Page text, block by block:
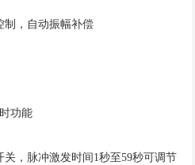
制，自动振幅补偿
功能
，脉冲激发时间1秒至59秒可调节